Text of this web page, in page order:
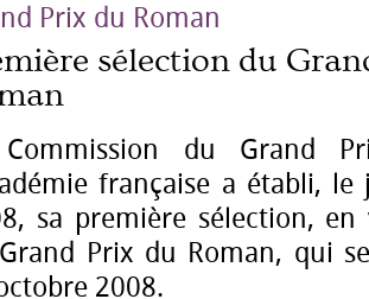
Prix du Roman
sélection du
du Grand
française a établi,
sa première sélection,
Prix du Roman, qui
2008.